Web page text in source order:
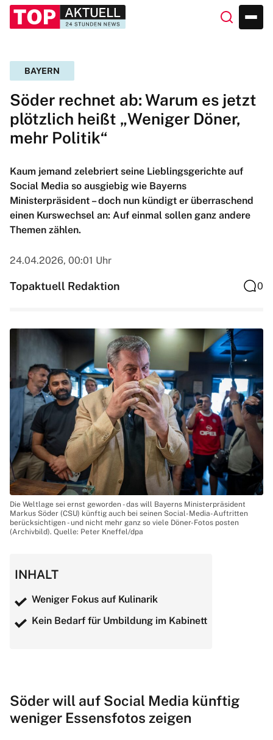
BAYERN
Söder rechnet ab: Warum es jetzt
plötzlich heißt „Weniger Döner,
mehr Politik“
Kaum jemand zelebriert seine Lieblingsgerichte auf
Social Media so ausgiebig wie Bayerns
Ministerpräsident – doch nun kündigt er überraschend
einen Kurswechsel an: Auf einmal sollen ganz andere
Themen zählen.
24.04.2026, 00:01 Uhr
Topaktuell Redaktion 0
Die Weltlage sei ernst geworden - das will Bayerns Ministerpräsident
Markus Söder (CSU) künftig auch bei seinen Social-Media-Auftritten
berücksichtigen - und nicht mehr ganz so viele Döner-Fotos posten
(Archivbild). Quelle: Peter Kneffel/dpa
INHALT
Weniger Fokus auf Kulinarik
Kein Bedarf für Umbildung im Kabinett
Söder will auf Social Media künftig
weniger Essensfotos zeigen